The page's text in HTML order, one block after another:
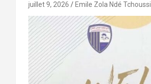
juillet 9, 2026 Emile Zola Ndé Tchoussi